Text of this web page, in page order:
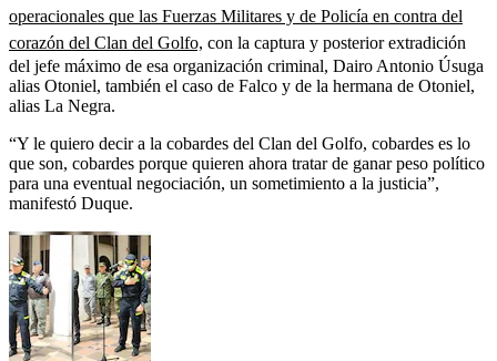
operacionales que las Fuerzas Militares y de Policía en contra del
corazón del Clan del Golfo, con la captura y posterior extradición
del jefe máximo de esa organización criminal, Dairo Antonio Úsuga
alias Otoniel, también el caso de Falco y de la hermana de Otoniel,
alias La Negra.
“Y le quiero decir a la cobardes del Clan del Golfo, cobardes es lo
que son, cobardes porque quieren ahora tratar de ganar peso político
para una eventual negociación, un sometimiento a la justicia”,
manifestó Duque.